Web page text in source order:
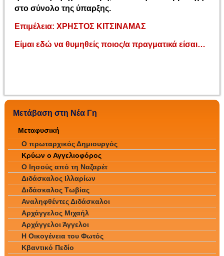
στο σύνολο της ύπαρξης.
Επιμέλεια: ΧΡΗΣΤΟΣ ΚΙΤΣΙΝΑΜΑΣ
Είμαι εδώ να θυμηθείς ποιος/α πραγματικά είσαι…
Μετάβαση στη Νέα Γη
Μεταφυσική
Ο πρωταρχικός Δημιουργός
Κρύων ο Αγγελιοφόρος
Ο Ιησούς από τη Ναζαρέτ
Διδάσκαλος Ιλλαρίων
Διδάσκαλος Τωβίας
Αναληφθέντες Διδάσκαλοι
Αρχάγγελος Μιχαήλ
Αρχάγγελοι Άγγελοι
Η Οικογένεια του Φωτός
Κβαντικό Πεδίο